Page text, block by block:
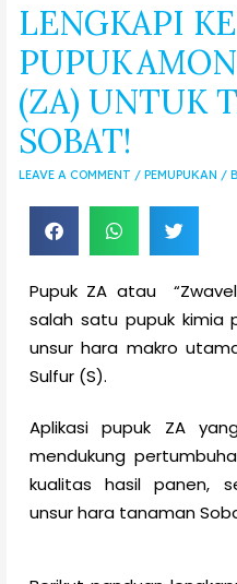
LENGKAPI
PUPUK
(ZA) UNTUK
SOBAT!
LEAVE A COMMENT / PEMUPUKAN /
Pupuk ZA atau
salah satu pupuk kimia
unsur hara makro
Sulfur (S).
Aplikasi pupuk ZA
mendukung
kualitas hasil panen,
unsur hara tanaman